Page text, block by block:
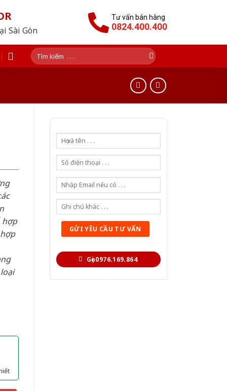
Sài Gòn
Tư vấn bán hàng
0824.400.400
Tìm
kiếm:
Gọi 0976.169.864
hợp